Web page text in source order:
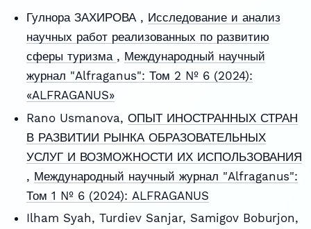
Гулнора ЗАХИРОВА , Исследование и анализ
научных работ реализованных по развитию
сферы туризма , Международный научный
журнал "Alfraganus": Том 2 № 6 (2024):
«ALFRAGANUS»
Rano Usmanova, ОПЫТ ИНОСТРАННЫХ СТРАН
В РАЗВИТИИ РЫНКА ОБРАЗОВАТЕЛЬНЫХ
УСЛУГ И ВОЗМОЖНОСТИ ИХ ИСПОЛЬЗОВАНИЯ
, Международный научный журнал "Alfraganus":
Том 1 № 6 (2024): ALFRAGANUS
Ilham Syah, Turdiev Sanjar, Samigov Boburjon,